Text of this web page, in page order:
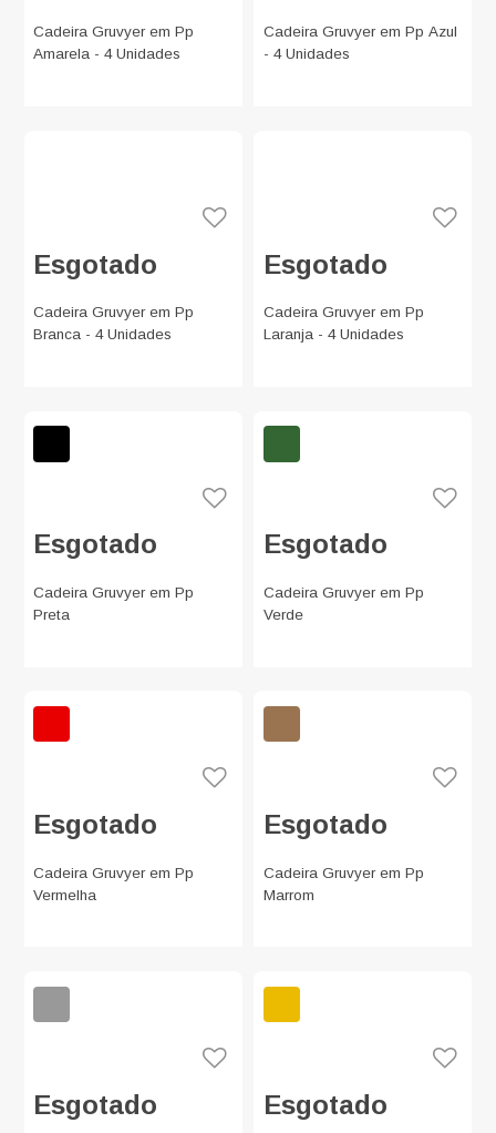
Cadeira Gruvyer em Pp
Amarela - 4 Unidades
Cadeira Gruvyer em Pp Azul
- 4 Unidades
Esgotado
Cadeira Gruvyer em Pp
Branca - 4 Unidades
Esgotado
Cadeira Gruvyer em Pp
Laranja - 4 Unidades
Esgotado
Cadeira Gruvyer em Pp
Preta
Esgotado
Cadeira Gruvyer em Pp
Verde
Esgotado
Cadeira Gruvyer em Pp
Vermelha
Esgotado
Cadeira Gruvyer em Pp
Marrom
Esgotado Esgotado